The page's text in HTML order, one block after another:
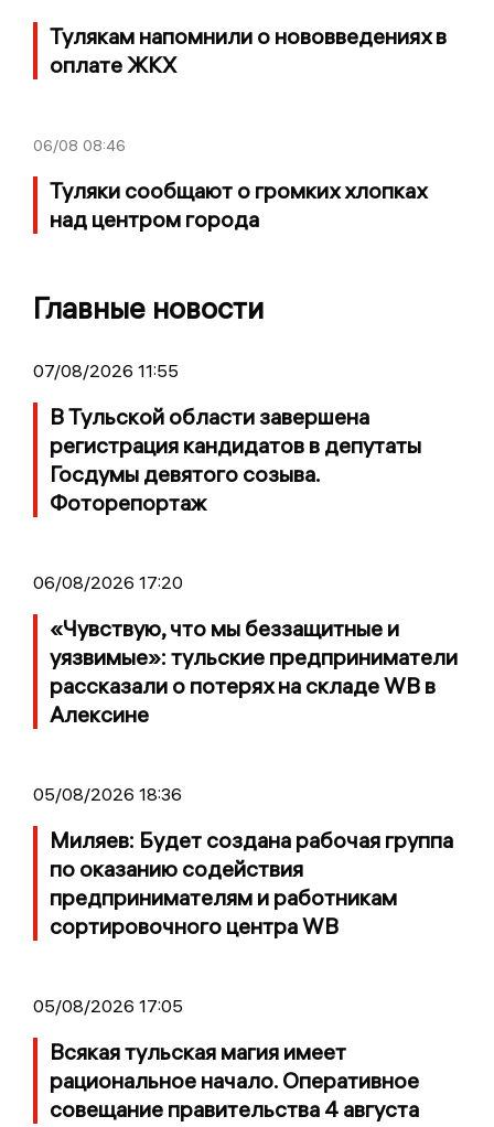
Тулякам напомнили о нововведениях в
оплате ЖКХ
06/08 08:46
Туляки сообщают о громких хлопках
над центром города
Главные новости
07/08/2026 11:55
В Тульской области завершена
регистрация кандидатов в депутаты
Госдумы девятого созыва.
Фоторепортаж
06/08/2026 17:20
«Чувствую, что мы беззащитные и
уязвимые»: тульские предприниматели
рассказали о потерях на складе WB в
Алексине
05/08/2026 18:36
Миляев: Будет создана рабочая группа
по оказанию содействия
предпринимателям и работникам
сортировочного центра WB
05/08/2026 17:05
Всякая тульская магия имеет
рациональное начало. Оперативное
совещание правительства 4 августа